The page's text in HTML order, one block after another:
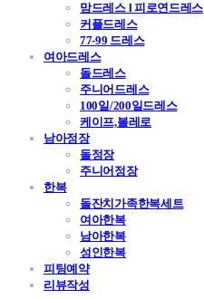
맘드레스 l 피로연드레스
커플드레스
77-99 드레스
여아드레스
돌드레스
주니어드레스
100일/200일드레스
케이프,볼레로
남아정장
돌정장
주니어정장
한복
돌잔치가족한복세트
여아한복
남아한복
성인한복
피팅예약
리뷰작성